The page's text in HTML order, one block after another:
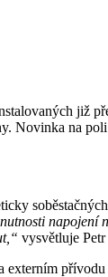
již
na
vysvětluje